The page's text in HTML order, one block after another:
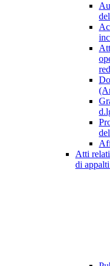
Atti
di